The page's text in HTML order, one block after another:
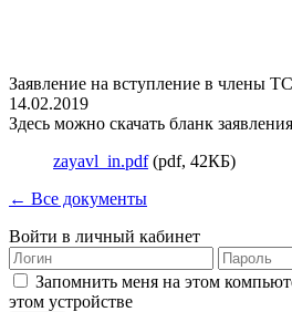
Заявление на вступление в члены
14.02.2019
Здесь можно скачать бланк
zayavl_in.pdf(pdf, 42КБ)
← Все документы
Войти в личный кабинет
Запомнить меня на этом
этом устройстве